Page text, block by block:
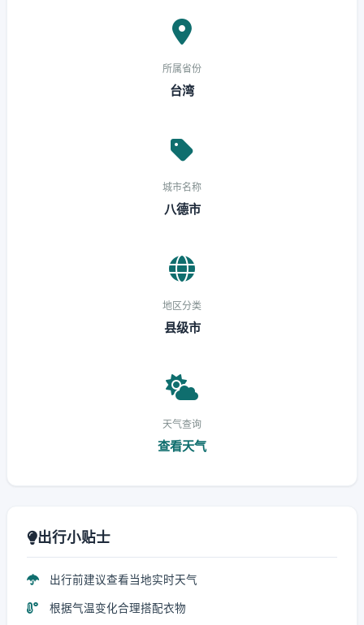
所属省份
台湾
城市名称
八德市
地区分类
县级市
天气查询
查看天气
出行小贴士
出行前建议查看当地实时天气
根据气温变化合理搭配衣物